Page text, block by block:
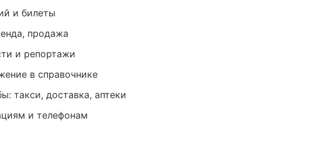
и билеты
продажа
и репортажи
в справочнике
такси, доставка, аптеки
и телефонам